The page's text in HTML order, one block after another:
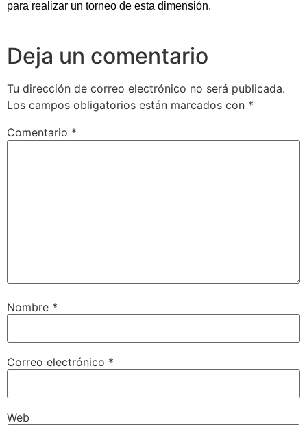
para realizar un torneo de esta dimensión.
Deja un comentario
Tu dirección de correo electrónico no será publicada.
Los campos obligatorios están marcados con *
Comentario *
Nombre *
Correo electrónico *
Web